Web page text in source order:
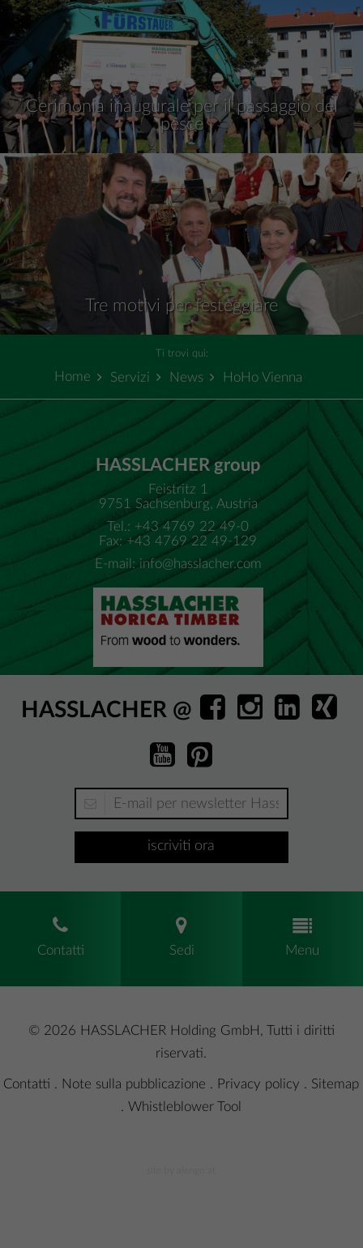
Cerimonia inaugurale per il passaggio del
pesce
Tre motivi per festeggiare
Ti trovi qui:
Home Servizi News HoHo Vienna
HASSLACHER group
Feistritz 1
9751 Sachsenburg, Austria
Tel.: +43 4769 22 49-0
Fax: +43 4769 22 49-129
E-mail: info@hasslacher.com
HASSLACHER @
iscriviti ora
Contatti Sedi Menu
© 2026 HASSLACHER Holding GmbH, Tutti i diritti
riservati.
Contatti . Note sulla pubblicazione . Privacy policy . Sitemap
.Whistleblower Tool